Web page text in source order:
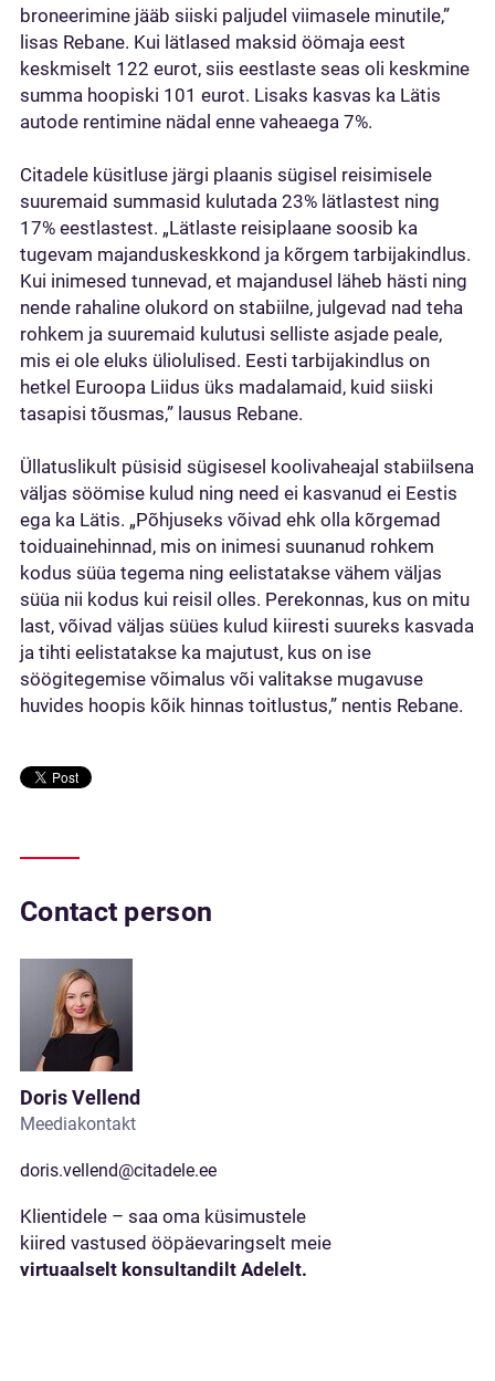
broneerimine jääb siiski paljudel viimasele minutile,”
lisas Rebane. Kui lätlased maksid öömaja eest
keskmiselt 122 eurot, siis eestlaste seas oli keskmine
summa hoopiski 101 eurot. Lisaks kasvas ka Lätis
autode rentimine nädal enne vaheaega 7%.
Citadele küsitluse järgi plaanis sügisel reisimisele
suuremaid summasid kulutada 23% lätlastest ning
17% eestlastest. „Lätlaste reisiplaane soosib ka
tugevam majanduskeskkond ja kõrgem tarbijakindlus.
Kui inimesed tunnevad, et majandusel läheb hästi ning
nende rahaline olukord on stabiilne, julgevad nad teha
rohkem ja suuremaid kulutusi selliste asjade peale,
mis ei ole eluks üliolulised. Eesti tarbijakindlus on
hetkel Euroopa Liidus üks madalamaid, kuid siiski
tasapisi tõusmas,” lausus Rebane.
Üllatuslikult püsisid sügisesel koolivaheajal stabiilsena
väljas söömise kulud ning need ei kasvanud ei Eestis
ega ka Lätis. „Põhjuseks võivad ehk olla kõrgemad
toiduainehinnad, mis on inimesi suunanud rohkem
kodus süüa tegema ning eelistatakse vähem väljas
süüa nii kodus kui reisil olles. Perekonnas, kus on mitu
last, võivad väljas süües kulud kiiresti suureks kasvada
ja tihti eelistatakse ka majutust, kus on ise
söögitegemise võimalus või valitakse mugavuse
huvides hoopis kõik hinnas toitlustus,” nentis Rebane.
Contact person
Doris Vellend
Meediakontakt
doris.vellend@citadele.ee
Klientidele – saa oma küsimustele
kiired vastused ööpäevaringselt meie
virtuaalselt konsultandilt Adelelt.